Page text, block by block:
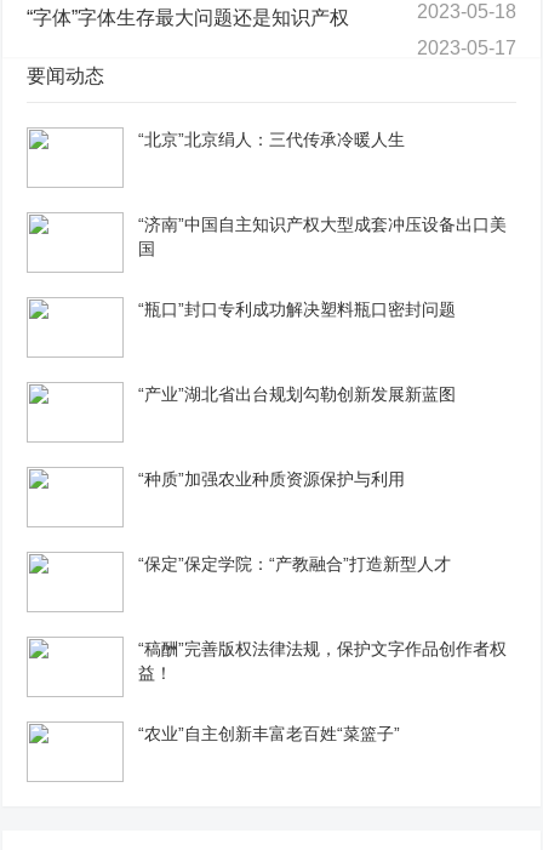
2023-05-18
“字体”字体生存最大问题还是知识产权
2023-05-17
要闻动态
“北京”北京绢人：三代传承冷暖人生
“济南”中国自主知识产权大型成套冲压设备出口美
国
“瓶口”封口专利成功解决塑料瓶口密封问题
“产业”湖北省出台规划勾勒创新发展新蓝图
“种质”加强农业种质资源保护与利用
“保定”保定学院：“产教融合”打造新型人才
“稿酬”完善版权法律法规，保护文字作品创作者权
益！
“农业”自主创新丰富老百姓“菜篮子”